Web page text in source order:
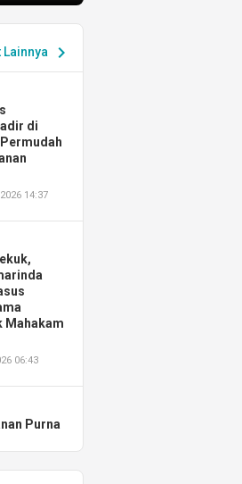
Lainnya chevron_right
di
14:37
Mahakam
06:43
Purna